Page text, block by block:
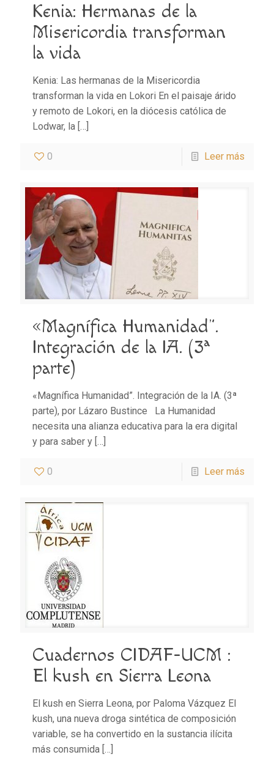
Kenia: Hermanas de la
Misericordia transforman
la vida
Kenia: Las hermanas de la Misericordia
transforman la vida en Lokori En el paisaje árido
y remoto de Lokori, en la diócesis católica de
Lodwar, la […]
0 Leer más
«Magnífica Humanidad”.
Integración de la IA. (3ª
parte)
«Magnífica Humanidad”. Integración de la IA. (3ª
parte), por Lázaro Bustince La Humanidad
necesita una alianza educativa para la era digital
y para saber y […]
0 Leer más
Cuadernos CIDAF-UCM :
El kush en Sierra Leona
El kush en Sierra Leona, por Paloma Vázquez El
kush, una nueva droga sintética de composición
variable, se ha convertido en la sustancia ilícita
más consumida […]